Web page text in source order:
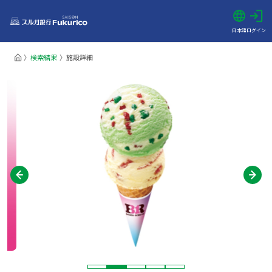
日本語ログイン
検索結果 施設詳細